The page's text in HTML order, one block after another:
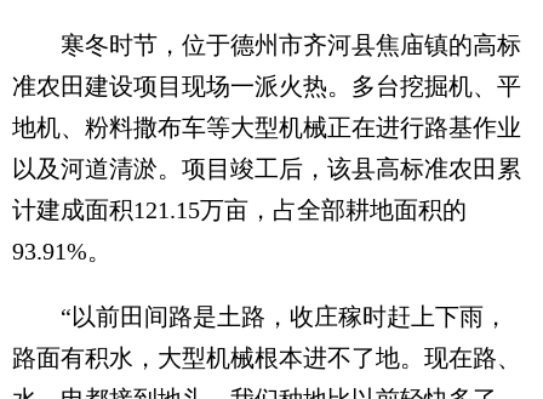
寒冬时节，位于德州市齐河县焦庙镇的高标
准农田建设项目现场一派火热。多台挖掘机、平
地机、粉料撒布车等大型机械正在进行路基作业
以及河道清淤。项目竣工后，该县高标准农田累
计建成面积121.15万亩，占全部耕地面积的
93.91%。
“以前田间路是土路，收庄稼时赶上下雨，
路面有积水，大型机械根本进不了地。现在路、